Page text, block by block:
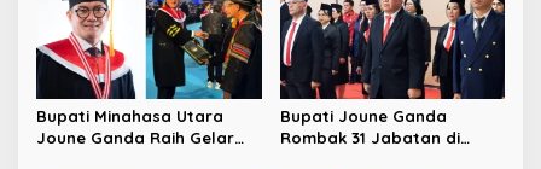
Bupati Minahasa Utara
Joune Ganda Raih Gelar
Bupati Joune Ganda
Rombak 31 Jabatan di